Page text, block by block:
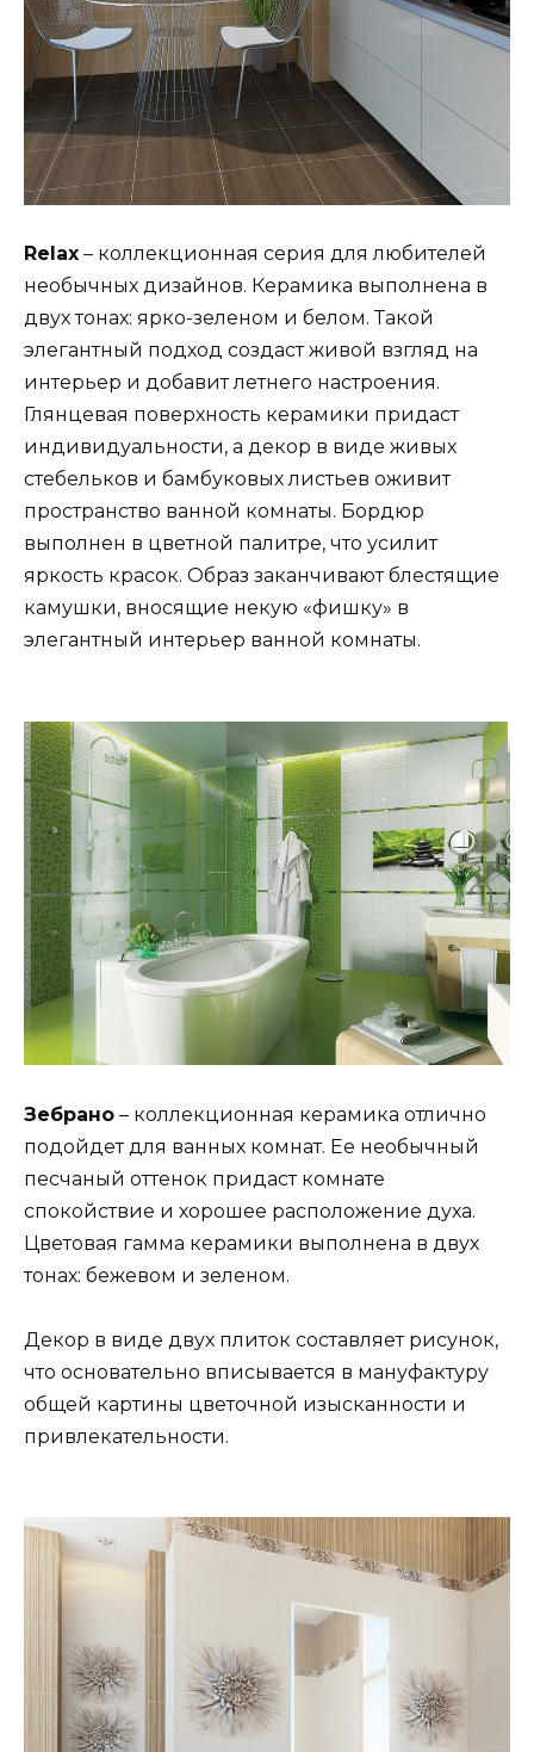
Relax – коллекционная серия для любителей
необычных дизайнов. Керамика выполнена в
двух тонах: ярко-зеленом и белом. Такой
элегантный подход создаст живой взгляд на
интерьер и добавит летнего настроения.
Глянцевая поверхность керамики придаст
индивидуальности, а декор в виде живых
стебельков и бамбуковых листьев оживит
пространство ванной комнаты. Бордюр
выполнен в цветной палитре, что усилит
яркость красок. Образ заканчивают блестящие
камушки, вносящие некую «фишку» в
элегантный интерьер ванной комнаты.
Зебрано – коллекционная керамика отлично
подойдет для ванных комнат. Ее необычный
песчаный оттенок придаст комнате
спокойствие и хорошее расположение духа.
Цветовая гамма керамики выполнена в двух
тонах: бежевом и зеленом.
Декор в виде двух плиток составляет рисунок,
что основательно вписывается в мануфактуру
общей картины цветочной изысканности и
привлекательности.